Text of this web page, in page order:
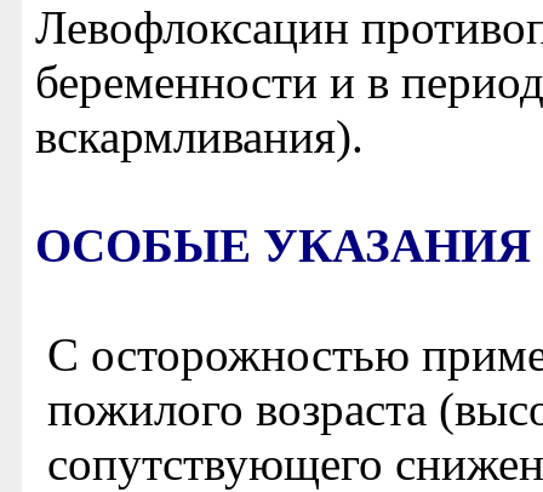
Левофлоксацин
беременности и в
вскармливания).
ОСОБЫЕ УКАЗАНИЯ
С осторожностью
пожилого возраста
сопутствующего